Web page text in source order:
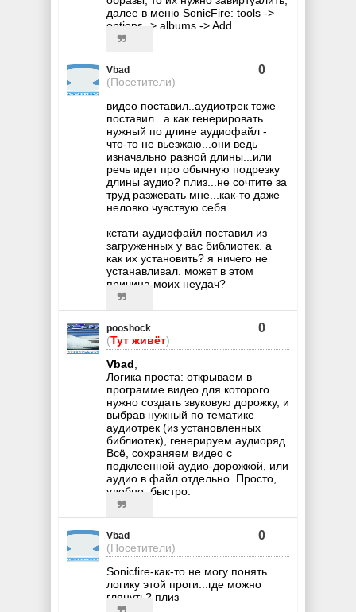
далее в меню SonicFire: tools ->
options -> albums -> Add...
Vbad
(Посетители)
0
видео поставил..аудиотрек тоже
поставил...а как генерировать
нужный по длине аудиофайл -
что-то не вьезжаю...они ведь
изначально разной длины...или
речь идет про обычную подрезку
длины аудио? плиз...не сочтите за
труд разжевать мне...как-то даже
неловко чувствую себя
кстати аудиофайл поставил из
загруженных у вас библиотек. а
как их установить? я ничего не
устанавливал. может в этом
причина моих неудач?
pooshock
(Тут живёт)
0
Vbad,
Логика проста: открываем в
программе видео для которого
нужно создать звуковую дорожку, и
выбрав нужный по тематике
аудиотрек (из установленных
библиотек), генерируем аудиоряд.
Всё, сохраняем видео с
подклеенной аудио-дорожкой, или
аудио в файл отдельно. Просто,
удобно, быстро.
Vbad
(Посетители)
0
Sonicfire-как-то не могу понять
логику этой проги...где можно
глянуть? плиз